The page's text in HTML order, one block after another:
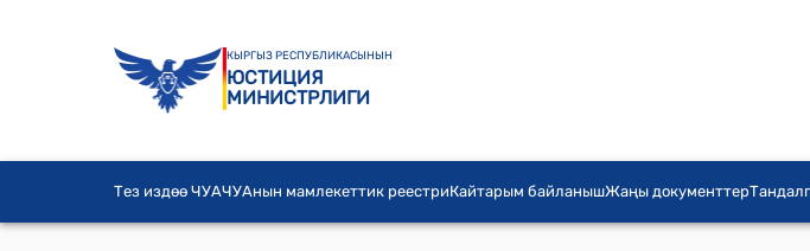
КЫРГЫЗ РЕСПУБЛИКАСЫНЫН
ЮСТИЦИЯ
МИНИСТРЛИГИ
Тез издөө ЧУАЧУАнын мамлекеттик реестриКайтарым байланышЖаңы документтер